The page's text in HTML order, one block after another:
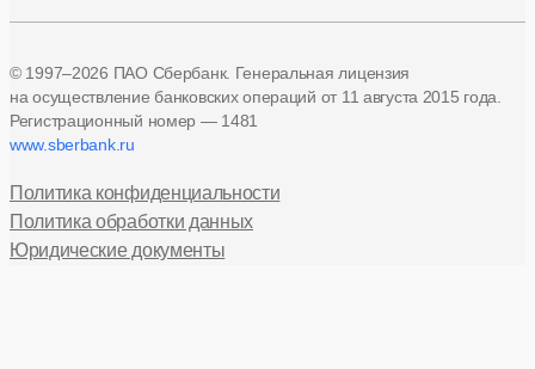
© 1997–2026 ПАО Сбербанк. Генеральная лицензия
на осуществление банковских операций от 11 августа 2015 года.
Регистрационный номер — 1481
www.sberbank.ru
Политика конфиденциальности
Политика обработки данных
Юридические документы